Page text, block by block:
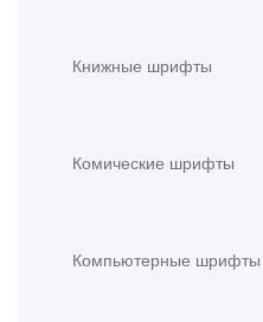
Книжные шрифты
Комические шрифты
Компьютерные шрифты